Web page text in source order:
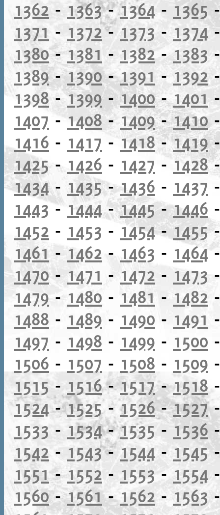
1362 - 1363-1364 - 1365
1371 - 1372-1373 -1374
1380-1381 - 1382-1383
1389-1390-1391 -1392
1398 -1399-1400-1401
1407 -1408-1409-1410
1416 - 1417 -1418-1419
1425- 1426 - 1427 - 1428
1434- 1435-1436 - 1437
1443- 1444-1445-1446
1452 - 1453 - 1454-1455
1461 -1462 - 1463 - 1464
1470- 1471 - 1472 - 1473
1479 - 1480 - 1481 - 1482
1488 - 1489 - 1490 - 1491
1497 - 1498 - 1499 - 1500
1506 - 1507 - 1508 - 1509
1515- 1516-1517-1518
1524-1525-1526-1527
1533 - 1534-1535 - 1536
1542 - 1543-1544- 1545
1551-1552 - 1553- 1554
1560-1561-1562-1563